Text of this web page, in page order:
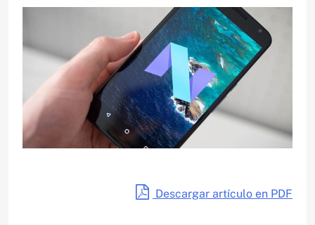
Descargar artículo en PDF